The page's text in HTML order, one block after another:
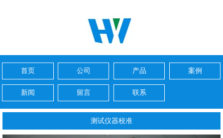
首页 公司 产品 案例
新闻 留言 联系
测试仪器校准